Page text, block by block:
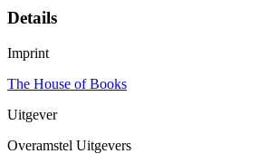
Details
Imprint
The House of Books
Uitgever
Overamstel Uitgevers